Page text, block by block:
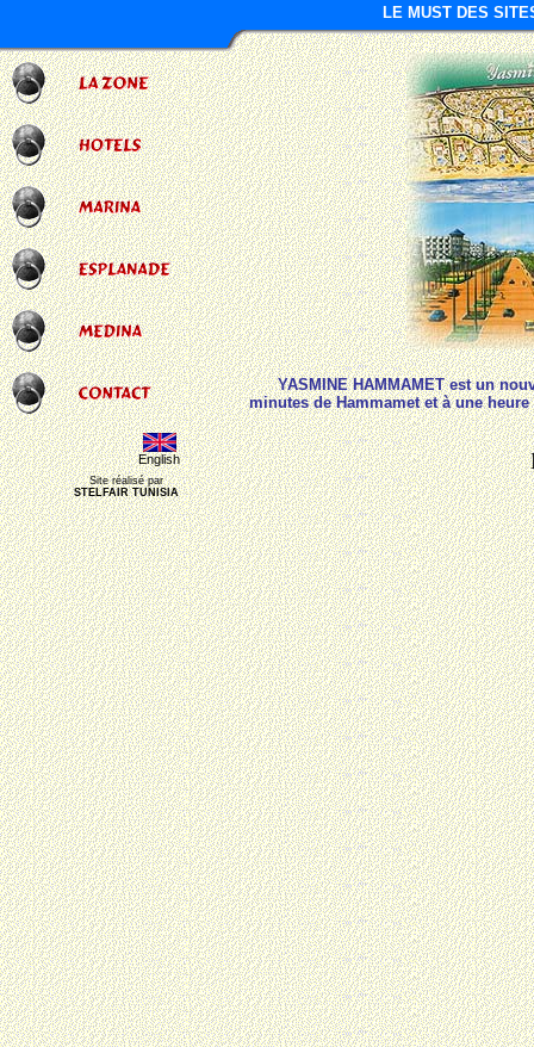
LE MUST DES
YASMINE HAMMAMET est un
minutes de Hammamet et à une
English
Site réalisé par
STELFAIR TUNISIA